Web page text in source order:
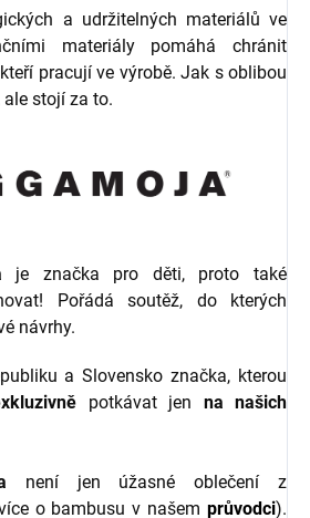
a udržitelných materiálů ve
materiály pomáhá chránit
pracují ve výrobě. Jak s oblibou
stojí za to.
je značka pro děti, proto také
Pořádá soutěž, do kterých
návrhy.
a Slovensko značka, kterou
potkávat jen na našich
není jen úžasné oblečení z
o bambusu v našem průvodci).